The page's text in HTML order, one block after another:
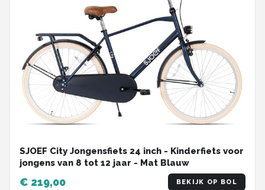
SJOEF City Jongensfiets 24 inch - Kinderfiets voor
jongens van 8 tot 12 jaar - Mat Blauw
€ 219,00 BEKIJK OP BOL